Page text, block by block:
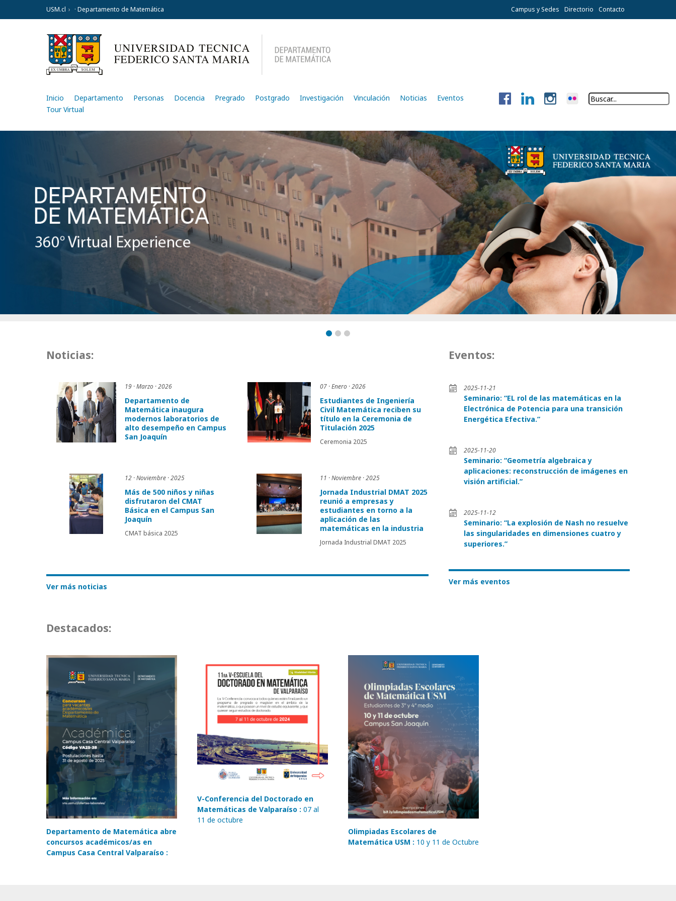
USM.cl · Departamento de Matemática Campus y Sedes Directorio Contacto
Inicio Departamento Personas Docencia Pregrado Postgrado Investigación Vinculación Noticias
Eventos
Tour Virtual
Noticias:
19 · Marzo · 2026
Departamento de
Matemática inaugura
modernos laboratorios de
alto desempeño en Campus
San Joaquín
07 · Enero · 2026
Estudiantes de Ingeniería
Civil Matemática reciben su
título en la Ceremonia de
Titulación 2025
Ceremonia 2025
12 · Noviembre · 2025
Más de 500 niños y niñas
disfrutaron del CMAT
Básica en el Campus San
Joaquín
CMAT básica 2025
11 · Noviembre · 2025
Jornada Industrial DMAT 2025
reunió a empresas y
estudiantes en torno a la
aplicación de las
matemáticas en la industria
Jornada Industrial DMAT 2025
Ver más noticias
Eventos:
2025-11-21
Seminario: “EL rol de las matemáticas en la
Electrónica de Potencia para una transición
Energética Efectiva.”
2025-11-20
Seminario: “Geometría algebraica y
aplicaciones: reconstrucción de imágenes en
visión artificial.”
2025-11-12
Seminario: “La explosión de Nash no resuelve
las singularidades en dimensiones cuatro y
superiores.”
Ver más eventos
Destacados:
Departamento de Matemática abre
concursos académicos/as en
Campus Casa Central Valparaíso :
V-Conferencia del Doctorado en
Matemáticas de Valparaíso : 07 al
11 de octubre
Olimpiadas Escolares de
Matemática USM : 10 y 11 de Octubre